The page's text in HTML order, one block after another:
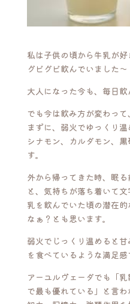
私は子供の頃から牛乳が
グビグビ飲んでいました〜
大人になった今も、毎日飲
でも今は飲み方が変わっ
まずに、弱火でゆっくり温
シナモン、カルダモン、
す。
外から帰ってきた時、眠
と、気持ちが落ち着いて
乳を飲んでいた頃の潜在
なぁ？とも思います。
弱火でじっくり温めると
を食べているような満足感
アーユルヴェーダでも「
で最も優れている」と言わ